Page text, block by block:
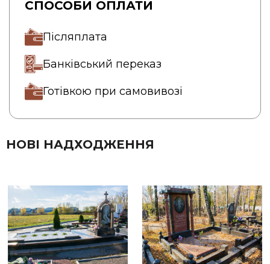
СПОСОБИ ОПЛАТИ
Післяплата
Банківський переказ
Готівкою при самовивозі
НОВІ НАДХОДЖЕННЯ